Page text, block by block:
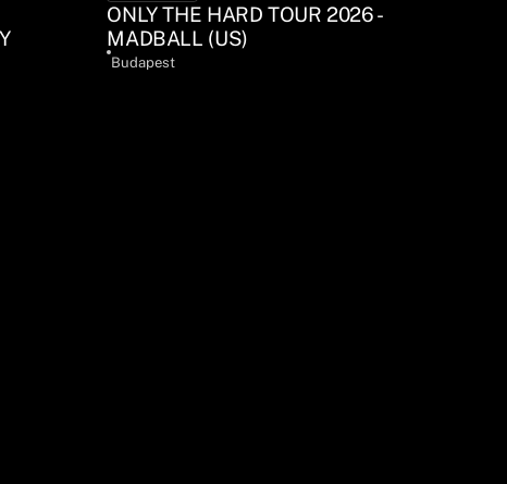
ONLY THE HARD TOUR 2026 -
MADBALL (US)
Budapest